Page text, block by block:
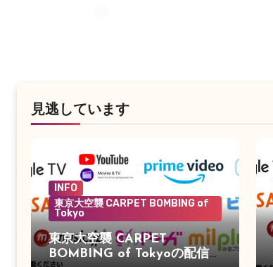
見逃しています
INFO
東京大空襲 CARPET BOMBING of
Tokyo
東京大空襲 CARPET
BOMBING of Tokyoの配信が